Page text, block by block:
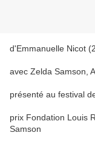
d'Emmanuelle Nicot
avec Zelda Samson,
présenté au festival
prix Fondation Louis
Samson